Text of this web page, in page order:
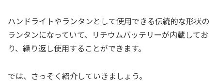
ハンドライトやランタンとして使用できる伝統的な形状の
ランタンになっていて、リチウムバッテリーが内蔵してお
り、繰り返し使用することができます。
では、さっそく紹介していきましょう。